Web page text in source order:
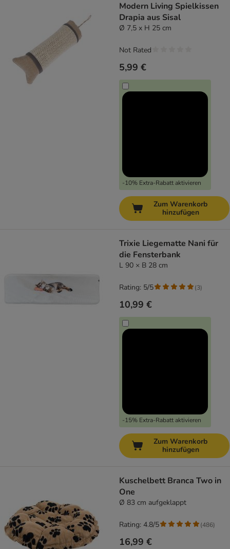
Modern Living Spielkissen
Drapia aus Sisal
Ø 7,5 x H 25 cm
5,99 €
-10% Extra-Rabatt aktivieren
Not Rated
Zum Warenkorb
hinzufügen
Trixie Liegematte Nani für
die Fensterbank
L 90 × B 28 cm
10,99 €
-15% Extra-Rabatt aktivieren
Rating: 5/5 (3)
Zum Warenkorb
hinzufügen
Kuschelbett Branca Two in
One
Ø 83 cm aufgeklappt
16,99 €
Rating: 4.8/5 (486)